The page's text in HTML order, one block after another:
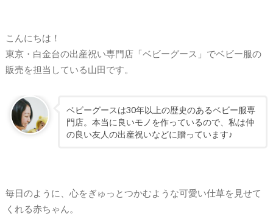
こんにちは！
東京・白金台の出産祝い専門店「ベビーグース」でベビー服の
販売を担当している山田です。
ベビーグースは30年以上の歴史のあるベビー服専
門店。本当に良いモノを作っているので、私は仲
の良い友人の出産祝いなどに贈っています♪
毎日のように、心をぎゅっとつかむような可愛い仕草を見せて
くれる赤ちゃん。